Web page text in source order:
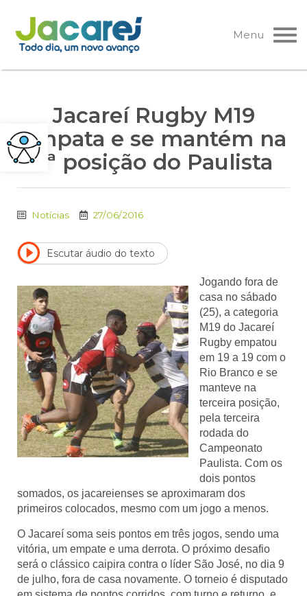
Pular
para
o
Menu
Jacareí Rugby M19
empata e se mantém na
3ª posição do Paulista
Notícias 27/06/2016
Escutar áudio do texto
Jogando fora de
casa no sábado
(25), a categoria
M19 do Jacareí
Rugby empatou
em 19 a 19 com o
Rio Branco e se
manteve na
terceira posição,
pela terceira
rodada do
Campeonato
Paulista. Com os
dois pontos
somados, os jacareienses se aproximaram dos
primeiros colocados, mesmo com um jogo a menos.
O Jacareí soma seis pontos em três jogos, sendo uma
vitória, um empate e uma derrota. O próximo desafio
será o clássico caipira contra o líder São José, no dia 9
de julho, fora de casa novamente. O torneio é disputado